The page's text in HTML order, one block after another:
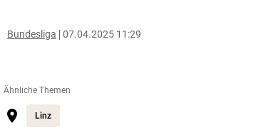
Bundesliga 07.04.2025 11:29
Ähnliche Themen
Linz